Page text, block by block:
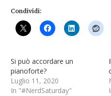
Condividi:
Si può accordare un
pianoforte?
Luglio 11, 2020
In "#NerdSaturday"